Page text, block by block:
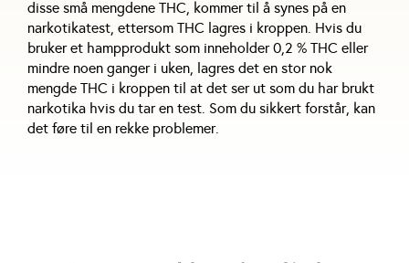
disse små mengdene THC, kommer til å synes på en
narkotikatest, ettersom THC lagres i kroppen. Hvis du
bruker et hampprodukt som inneholder 0,2 % THC eller
mindre noen ganger i uken, lagres det en stor nok
mengde THC i kroppen til at det ser ut som du har brukt
narkotika hvis du tar en test. Som du sikkert forstår, kan
det føre til en rekke problemer.